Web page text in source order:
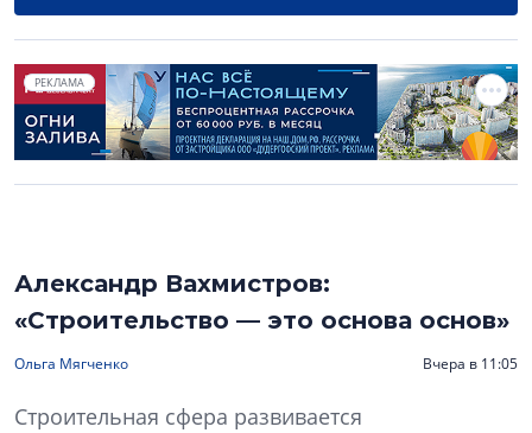
РЕКЛАМА
Александр Вахмистров:
«Строительство — это основа основ»
Ольга Мягченко Вчера в 11:05
Строительная сфера развивается